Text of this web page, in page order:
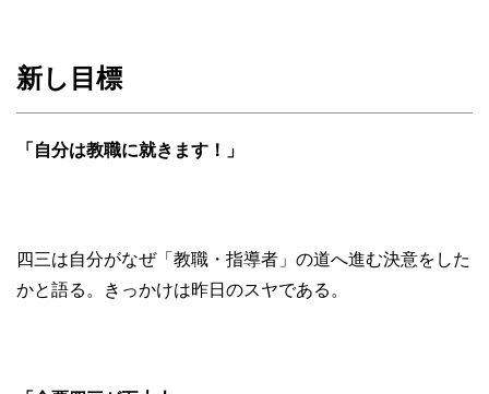
新し目標
「自分は教職に就きます！」
四三は自分がなぜ「教職・指導者」の道へ進む決意をした
かと語る。きっかけは昨日のスヤである。